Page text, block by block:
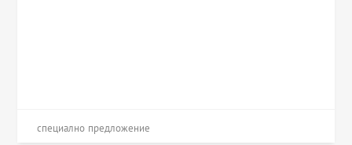
специално предложение